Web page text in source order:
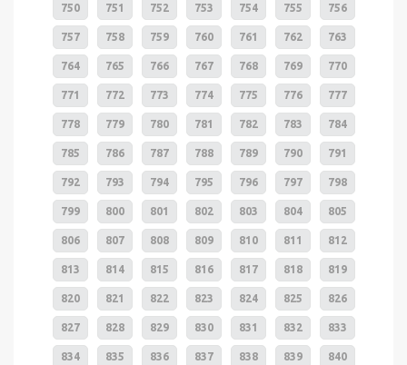
750 751 752 753 754 755 756
757 758 759 760 761 762 763
764 765 766 767 768 769 770
771 772 773 774 775 776 777
778 779 780 781 782 783 784
785 786 787 788 789 790 791
792 793 794 795 796 797 798
799 800 801 802 803 804 805
806 807 808 809 810 811 812
813 814 815 816 817 818 819
820 821 822 823 824 825 826
827 828 829 830 831 832 833
834 835 836 837 838 839 840